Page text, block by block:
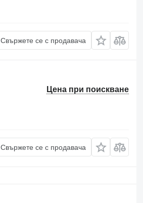
Свържете се с продавача
Цена при поискване
Свържете се с продавача